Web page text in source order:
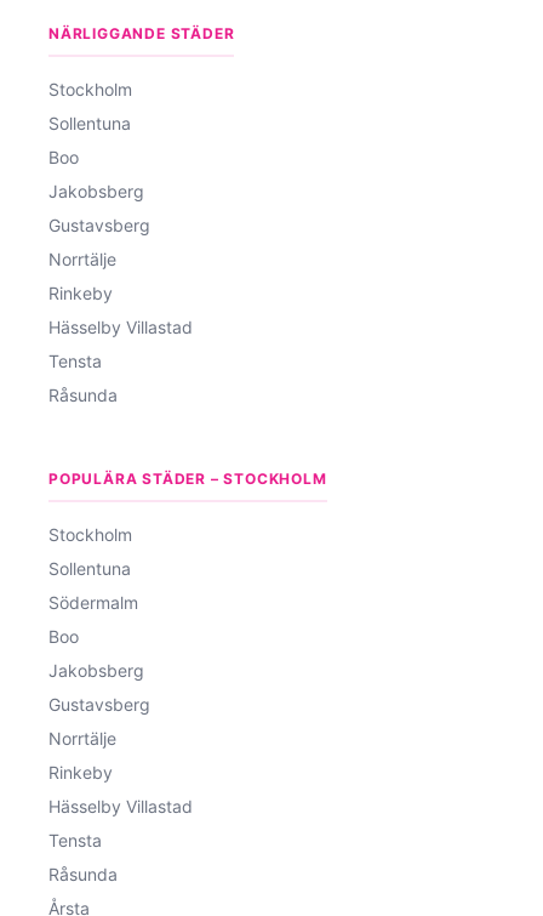
NÄRLIGGANDE STÄDER
Stockholm
Sollentuna
Boo
Jakobsberg
Gustavsberg
Norrtälje
Rinkeby
Hässelby Villastad
Tensta
Råsunda
POPULÄRA STÄDER – STOCKHOLM
Stockholm
Sollentuna
Södermalm
Boo
Jakobsberg
Gustavsberg
Norrtälje
Rinkeby
Hässelby Villastad
Tensta
Råsunda
Årsta